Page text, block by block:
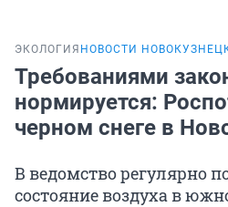
ЭКОЛОГИЯ НОВОСТИ
Требованиями
нормируется:
черном снеге в
В ведомство регулярно
состояние воздуха в